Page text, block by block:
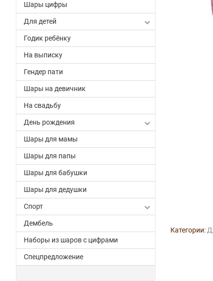
Шары цифры
Для детей
Годик ребёнку
На выписку
Гендер пати
Шары на девичник
На свадьбу
День рождения
Шары для мамы
Шары для папы
Шары для бабушки
Шары для дедушки
Спорт
Дембель
Наборы из шаров с цифрами
Спецпредложение
Категории: